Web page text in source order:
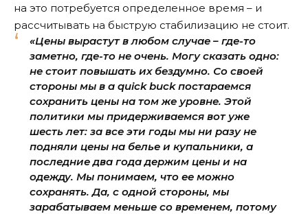
на это потребуется определенное время – и
рассчитывать на быструю стабилизацию не стоит.
«Цены вырастут в любом случае – где-то
заметно, где-то не очень. Могу сказать одно:
не стоит повышать их бездумно. Со своей
стороны мы в a quick buck постараемся
сохранить цены на том же уровне. Этой
политики мы придерживаемся вот уже
шесть лет: за все эти годы мы ни разу не
подняли цены на белье и купальники, а
последние два года держим цены и на
одежду. Мы понимаем, что ее можно
сохранять. Да, с одной стороны, мы
зарабатываем меньше со временем, потому